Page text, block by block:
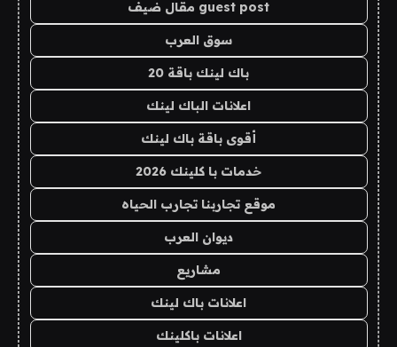
guest post مقال ضيف
سوق العرب
باك لينك باقة 20
اعلانات الباك لينك
أقوى باقة باك لينك
خدمات با كلينك 2026
موقع تجاربنا تجارب الحياه
ديوان العرب
مشاريع
اعلانات باك لينك
اعلانات باكلينك